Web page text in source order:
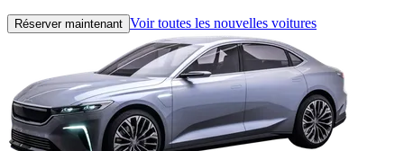
Réserver maintenant Voir toutes les nouvelles voitures